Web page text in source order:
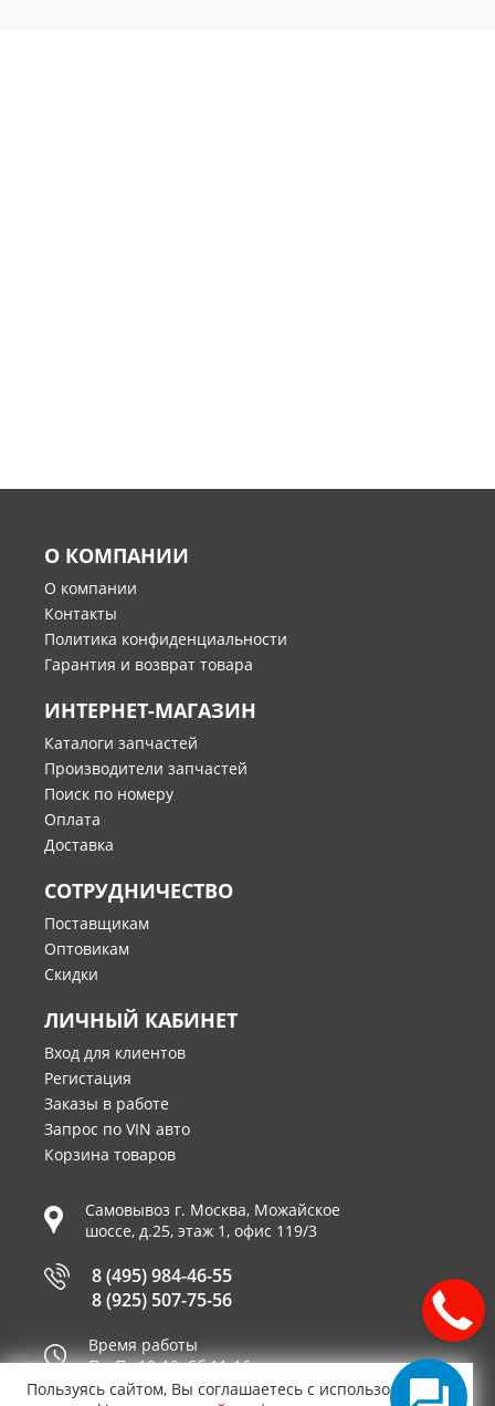
О КОМПАНИИ
О компании
Контакты
Политика конфиденциальности
Гарантия и возврат товара
ИНТЕРНЕТ-МАГАЗИН
Каталоги запчастей
Производители запчастей
Поиск по номеру
Оплата
Доставка
СОТРУДНИЧЕСТВО
Поставщикам
Оптовикам
Скидки
ЛИЧНЫЙ КАБИНЕТ
Вход для клиентов
Регистация
Заказы в работе
Запрос по VIN авто
Корзина товаров
Самовывоз г. Москва, Можайское
шоссе, д.25, этаж 1, офис 119/3
8 (495) 984-46-55
8 (925) 507-75-56
Время работы
Пн-Пт 10-19, Сб 11-16
Пользуясь сайтом, Вы соглашаетесь с использованием